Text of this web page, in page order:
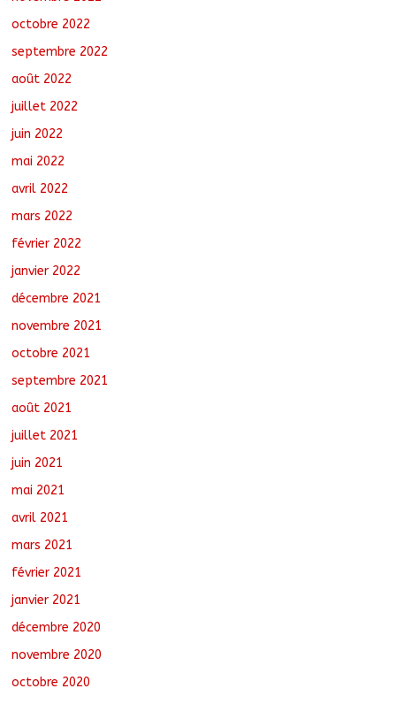
octobre 2022
septembre 2022
août 2022
juillet 2022
juin 2022
mai 2022
avril 2022
mars 2022
février 2022
janvier 2022
décembre 2021
novembre 2021
octobre 2021
septembre 2021
août 2021
juillet 2021
juin 2021
mai 2021
avril 2021
mars 2021
février 2021
janvier 2021
décembre 2020
novembre 2020
octobre 2020